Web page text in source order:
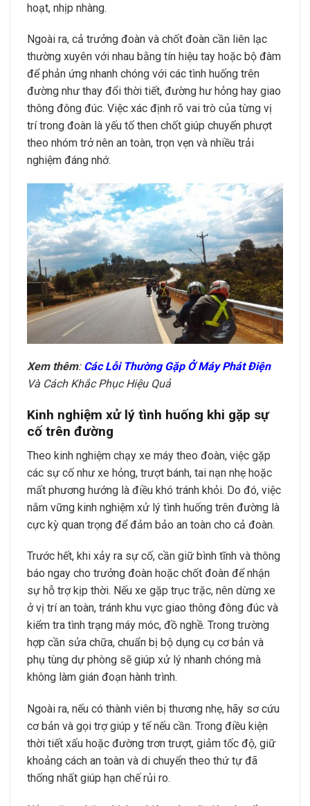
hoạt, nhịp nhàng.
Ngoài ra, cả trưởng đoàn và chốt đoàn cần liên lạc
thường xuyên với nhau bằng tín hiệu tay hoặc bộ đàm
để phản ứng nhanh chóng với các tình huống trên
đường như thay đổi thời tiết, đường hư hỏng hay giao
thông đông đúc. Việc xác định rõ vai trò của từng vị
trí trong đoàn là yếu tố then chốt giúp chuyến phượt
theo nhóm trở nên an toàn, trọn vẹn và nhiều trải
nghiệm đáng nhớ.
Xem thêm: Các Lỗi Thường Gặp Ở Máy Phát Điện
Và Cách Khắc Phục Hiệu Quả
Kinh nghiệm xử lý tình huống khi gặp sự
cố trên đường
Theo kinh nghiệm chạy xe máy theo đoàn, việc gặp
các sự cố như xe hỏng, trượt bánh, tai nạn nhẹ hoặc
mất phương hướng là điều khó tránh khỏi. Do đó, việc
nắm vững kinh nghiệm xử lý tình huống trên đường là
cực kỳ quan trọng để đảm bảo an toàn cho cả đoàn.
Trước hết, khi xảy ra sự cố, cần giữ bình tĩnh và thông
báo ngay cho trưởng đoàn hoặc chốt đoàn để nhận
sự hỗ trợ kịp thời. Nếu xe gặp trục trặc, nên dừng xe
ở vị trí an toàn, tránh khu vực giao thông đông đúc và
kiểm tra tình trạng máy móc, đồ nghề. Trong trường
hợp cần sửa chữa, chuẩn bị bộ dụng cụ cơ bản và
phụ tùng dự phòng sẽ giúp xử lý nhanh chóng mà
không làm gián đoạn hành trình.
Ngoài ra, nếu có thành viên bị thương nhẹ, hãy sơ cứu
cơ bản và gọi trợ giúp y tế nếu cần. Trong điều kiện
thời tiết xấu hoặc đường trơn trượt, giảm tốc độ, giữ
khoảng cách an toàn và di chuyển theo thứ tự đã
thống nhất giúp hạn chế rủi ro.